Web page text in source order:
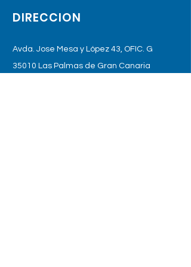
DIRECCION
Avda. Jose Mesa y López 43, OFIC. G
35010 Las Palmas de Gran Canaria